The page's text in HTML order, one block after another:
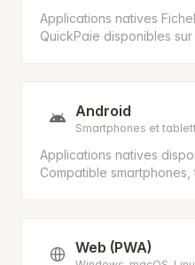
Applications natives
QuickPaie disponibles
Android
Smartphones et
Applications natives
Compatible
Web (PWA)